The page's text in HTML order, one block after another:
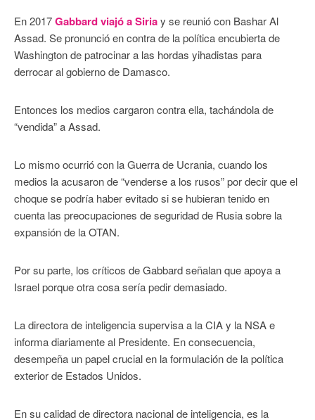
En 2017Gabbard viajó a Siriay se reunió con Bashar Al
Assad. Se pronunció en contra de la política encubierta de
Washington de patrocinar a las hordas yihadistas para
derrocar al gobierno de Damasco.
Entonces los medios cargaron contra ella, tachándola de
“vendida” a Assad.
Lo mismo ocurrió con la Guerra de Ucrania, cuando los
medios la acusaron de “venderse a los rusos” por decir que el
choque se podría haber evitado si se hubieran tenido en
cuenta las preocupaciones de seguridad de Rusia sobre la
expansión de la OTAN.
Por su parte, los críticos de Gabbard señalan que apoya a
Israel porque otra cosa sería pedir demasiado.
La directora de inteligencia supervisa a la CIA y la NSA e
informa diariamente al Presidente. En consecuencia,
desempeña un papel crucial en la formulación de la política
exterior de Estados Unidos.
En su calidad de directora nacional de inteligencia, es la